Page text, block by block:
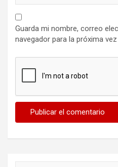
Guarda mi nombre, correo
navegador para la próxima